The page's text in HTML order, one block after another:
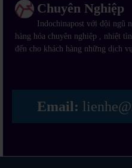
Chuyên Nghiệp
Indochinapost với đội ngũ
hàng hóa chuyên nghiệp , nhiệt
đến cho khách hàng những dịch
Email: